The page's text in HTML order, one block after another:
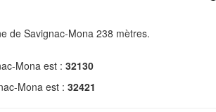
de Savignac-Mona 238 mètres.
Mona est : 32130
Mona est : 32421